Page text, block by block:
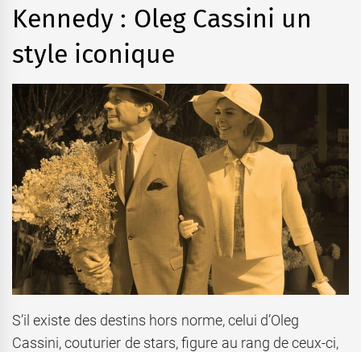
Kennedy : Oleg Cassini un
style iconique
S’il existe des destins hors norme, celui d’Oleg
Cassini, couturier de stars, figure au rang de ceux-ci,